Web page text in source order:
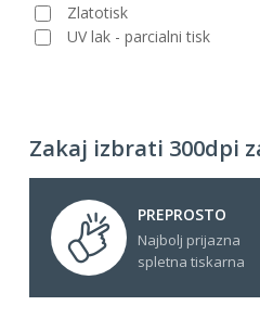
Zlatotisk
UV lak - parcialni tisk
Zakaj izbrati 300dpi
PREPROSTO
Najbolj prijazna
spletna tiskarna